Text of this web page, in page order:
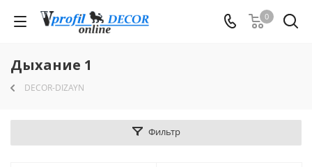
0
Дыхание 1
DECOR-DIZAYN
Фильтр